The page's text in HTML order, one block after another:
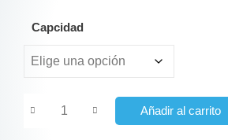
Capcidad
Añadir al carrito